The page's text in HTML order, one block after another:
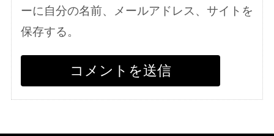
ーに自分の名前、メールアドレス、サイトを
保存する。